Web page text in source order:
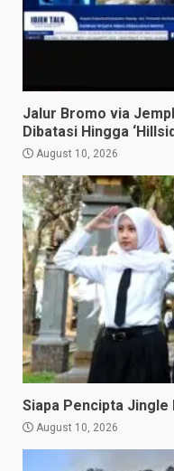
Jalur Bromo via
Dibatasi Hingga
August 10, 2026
Siapa Pencipta Jingle
August 10, 2026